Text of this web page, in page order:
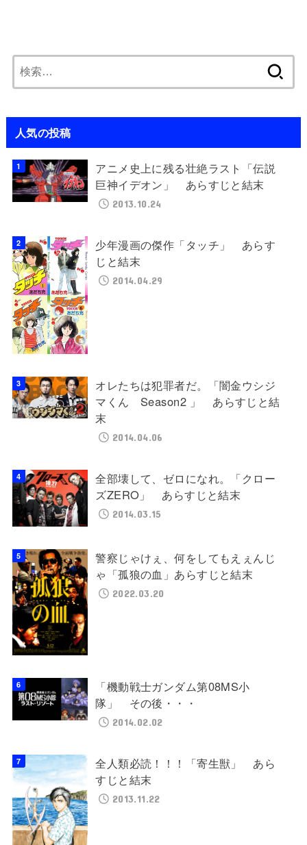
索:
人気の投稿
アニメ史上に残る壮絶ラスト「伝説
巨神イデオン」 あらすじと結末
2013.10.24
少年漫画の傑作「タッチ」 あらす
じと結末
2014.04.29
オレたちは犯罪者だ。「闇金ウシジ
マくん Season2 」 あらすじと結
末
2014.04.06
全部壊して、ゼロになれ。「クロー
ズZERO」 あらすじと結末
2014.03.15
警察じゃけぇ、何をしてもえぇんじ
ゃ「孤狼の血」あらすじと結末
2022.03.20
「機動戦士ガンダム第08MS小
隊」 その後・・・
2014.02.02
全人類必読！！！「寄生獣」 あら
すじと結末
2013.11.22